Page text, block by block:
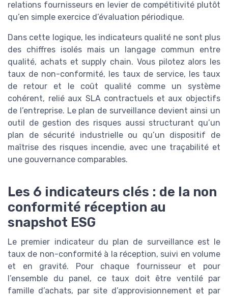
relations fournisseurs en levier de compétitivité plutôt
qu’en simple exercice d’évaluation périodique.
Dans cette logique, les indicateurs qualité ne sont plus
des chiffres isolés mais un langage commun entre
qualité, achats et supply chain. Vous pilotez alors les
taux de non-conformité, les taux de service, les taux
de retour et le coût qualité comme un système
cohérent, relié aux SLA contractuels et aux objectifs
de l’entreprise. Le plan de surveillance devient ainsi un
outil de gestion des risques aussi structurant qu’un
plan de sécurité industrielle ou qu’un dispositif de
maîtrise des risques incendie, avec une traçabilité et
une gouvernance comparables.
Les 6 indicateurs clés : de la non
conformité réception au
snapshot ESG
Le premier indicateur du plan de surveillance est le
taux de non-conformité à la réception, suivi en volume
et en gravité. Pour chaque fournisseur et pour
l’ensemble du panel, ce taux doit être ventilé par
famille d’achats, par site d’approvisionnement et par